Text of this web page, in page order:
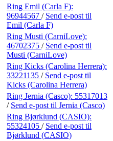
Ring Emil (Carla F):
96944567 / Send e-post til
Emil (Carla F)
Ring Musti (CarniLove):
46702375 / Send e-post til
Musti (CarniLove)
Ring Kicks (Carolina Herrera):
33221135 / Send e-post til
Kicks (Carolina Herrera)
Ring Jernia (Casco): 55317013
/ Send e-post til Jernia (Casco)
Ring Bjørklund (CASIO):
55324105 / Send e-post til
Bjørklund (CASIO)